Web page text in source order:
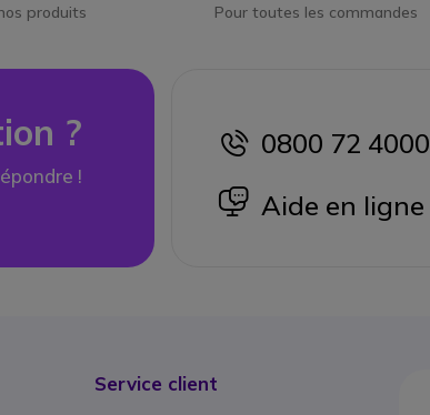
produits Pour toutes les commandes
?
!
icon
0800 72 4000
icon
Aide en ligne
Service client